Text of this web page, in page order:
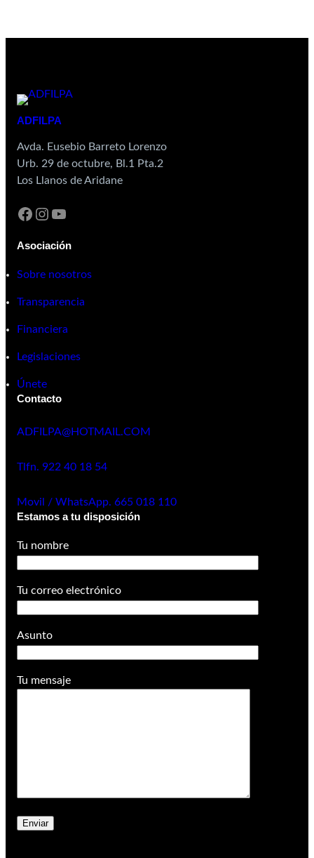
ADFILPA
Avda. Eusebio Barreto Lorenzo
Urb. 29 de octubre, Bl.1 Pta.2
Los Llanos de Aridane
Asociación
Sobre nosotros
Transparencia
Financiera
Legislaciones
Únete
Contacto
ADFILPA@HOTMAIL.COM
Tlfn. 922 40 18 54
Movil / WhatsApp. 665 018 110
Estamos a tu disposición
Tu nombre
Tu correo electrónico
Asunto
Tu mensaje